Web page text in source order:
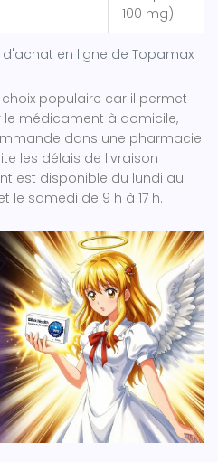
en ligne de Topamax
100 mg).
populaire car il permet
médicament à domicile,
dans une pharmacie
les délais de livraison
est disponible du lundi au
le samedi de 9 h à 17 h.